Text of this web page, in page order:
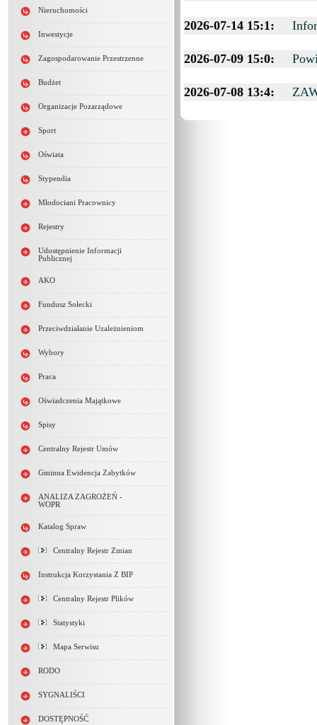
Nieruchomości
Inwestycje
Zagospodarowanie Przestrzenne
Budżet
Organizacje Pozarządowe
Sport
Oświata
Stypendia
Młodociani Pracownicy
Rejestry
Udostępnienie Informacji
Publicznej
AKO
Fundusz Sołecki
Przeciwdziałanie Uzależnieniom
Wybory
Praca
Oświadczenia Majątkowe
Spisy
Centralny Rejestr Umów
Gminna Ewidencja Zabytków
ANALIZA ZAGROŻEŃ -
WOPR
Katalog Spraw
Centralny Rejestr Zmian
Instrukcja Korzystania Z BIP
Centralny Rejestr Plików
Statystyki
Mapa Serwisu
RODO
SYGNALIŚCI
DOSTĘPNOŚĆ
2026-07-14 15:1:
2026-07-09 15:0:
2026-07-08 13:4: